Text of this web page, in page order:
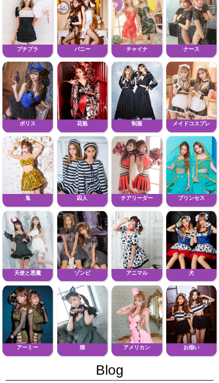
プチプラ バニー チャイナ ナース
ポリス 花魁 制服 メイドコスプレ
鬼 囚人 チアリーダー プリンセス
天使と悪魔 ゾンビ アニマル 犬
アーミー 猫 アメリカン お揃い
Blog